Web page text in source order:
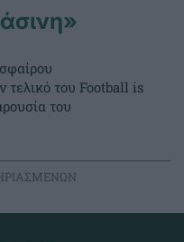
τελικό του Football is
του